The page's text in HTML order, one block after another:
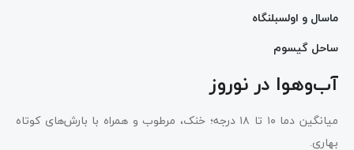
ماسال و اولسبلنگاه
ساحل گیسوم
آب‌وهوا در نوروز
میانگین دما ۱۰ تا ۱۸ درجه؛ خنک، مرطوب و همراه با بارش‌های کوتاه
بهاری.